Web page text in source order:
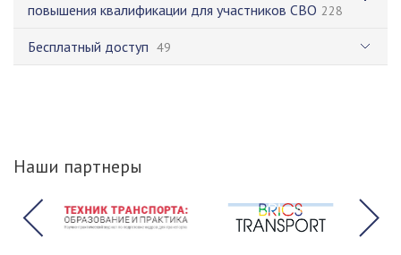
повышения квалификации для участников СВО 228
Бесплатный доступ 49
Наши партнеры